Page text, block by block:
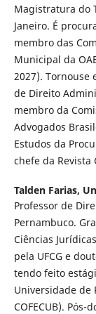
Magistratura do
Janeiro. É
membro das
Municipal da
2027).
de Direito
membro da
Advogados
Estudos da
chefe da Revista
Talden Farias,
Professor de
Pernambuco.
Ciências
pela UFCG e
tendo feito
Universidade de
COFECUB).